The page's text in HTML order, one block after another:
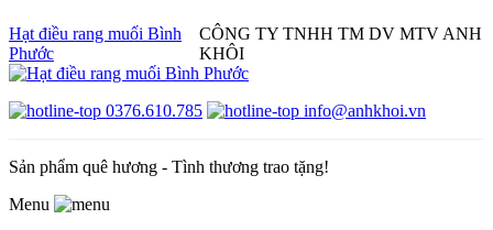
Hạt điều rang muối Bình
Phước
CÔNG TY TNHH TM DV MTV ANH
KHÔI
0376.610.785 info@anhkhoi.vn
Sản phẩm quê hương - Tình thương trao tặng!
Menu